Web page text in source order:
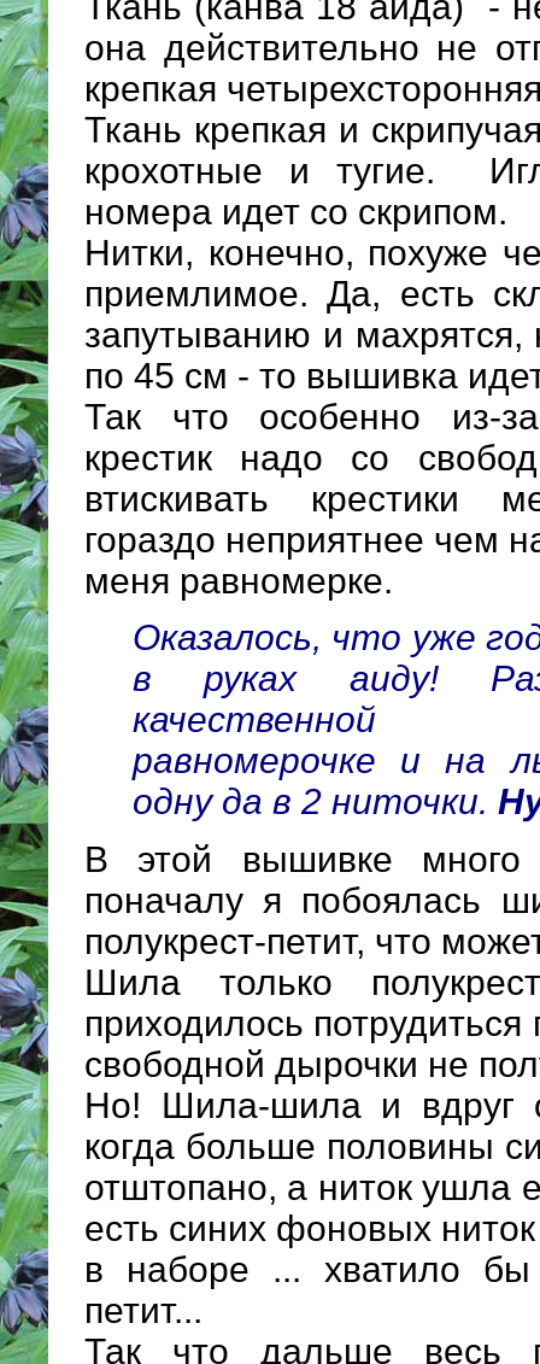
она действительно не
крепкая
Ткань крепкая и
крохотные и тугие.
номера идет со скрипом.
Нитки, конечно, похуже
приемлимое. Да, есть
запутыванию и
по 45 см - то вышивка
Так что особенно из-
крестик надо со
втискивать
гораздо неприятнее чем
меня равномерке.
Оказалось, что уже
в руках аиду!
качественной
равномерочке и на
одну да в 2 ниточки.
В этой вышивке
поначалу я побоялась
полукрест-петит, что
Шила только
приходилось потрудиться
свободной дырочки не
Но! Шила-шила и вдруг
когда больше половины
отштопано, а ниток ушла
есть синих фоновых
в наборе ... хватило
петит...
Так что дальше весь